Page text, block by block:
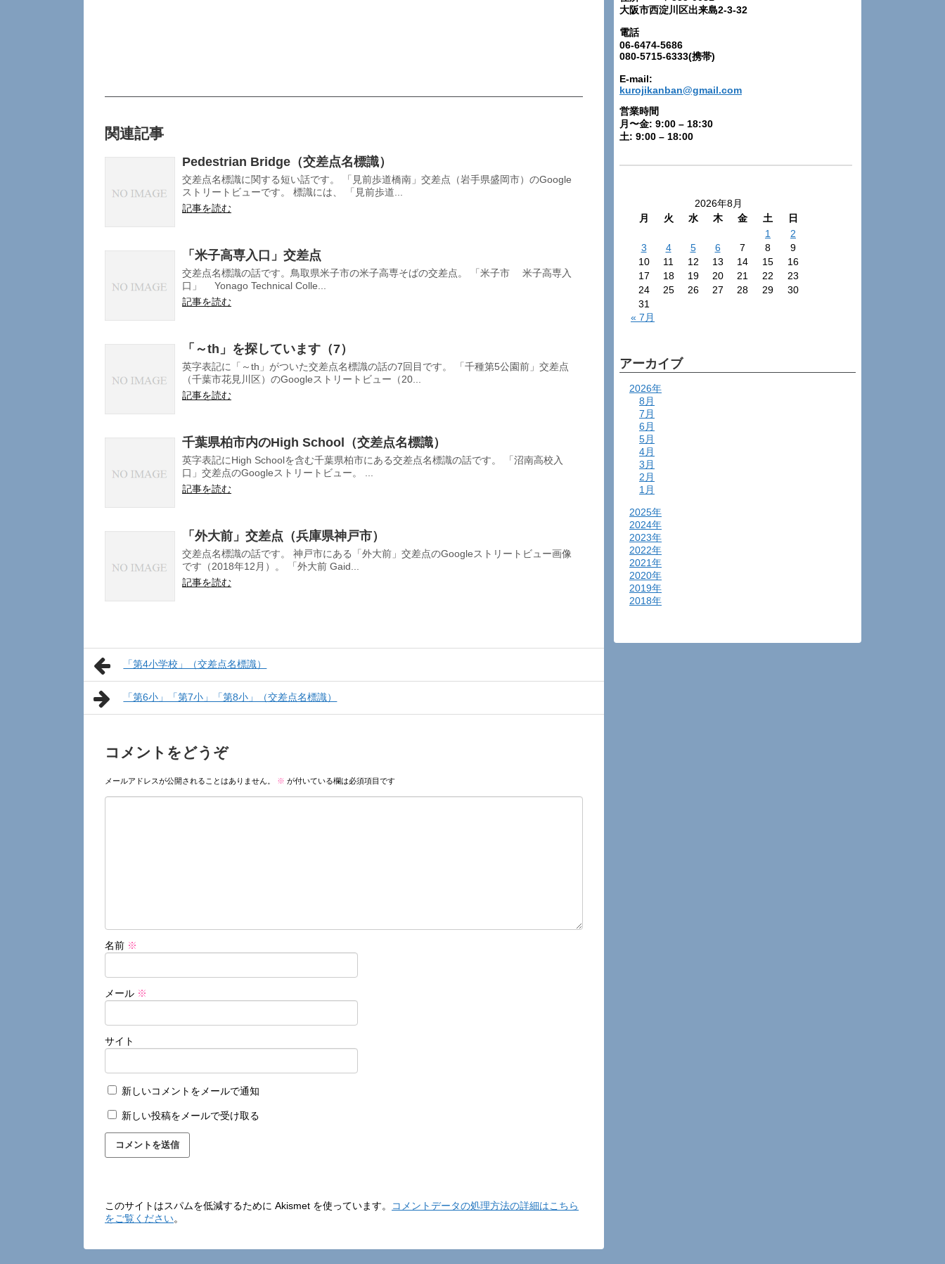
関連記事
Pedestrian Bridge（交差点名標識）
交差点名標識に関する短い話です。 「見前歩道橋南」交差点（岩手県盛岡市）のGoogle
ストリートビューです。 標識には、 「見前歩道...
記事を読む
「米子高専入口」交差点
交差点名標識の話です。鳥取県米子市の米子高専そばの交差点。 「米子市 米子高専入
口」 Yonago Technical Colle...
記事を読む
「～th」を探しています（7）
英字表記に「～th」がついた交差点名標識の話の7回目です。 「千種第5公園前」交差点
（千葉市花見川区）のGoogleストリートビュー（20...
記事を読む
千葉県柏市内のHigh School（交差点名標識）
英字表記にHigh Schoolを含む千葉県柏市にある交差点名標識の話です。 「沼南高校入
口」交差点のGoogleストリートビュー。 ...
記事を読む
「外大前」交差点（兵庫県神戸市）
交差点名標識の話です。 神戸市にある「外大前」交差点のGoogleストリートビュー画像
です（2018年12月）。 「外大前 Gaid...
記事を読む
「第4小学校」（交差点名標識）
「第6小」「第7小」「第8小」（交差点名標識）
コメントをどうぞ
メールアドレスが公開されることはありません。 ※ が付いている欄は必須項目です
名前 ※
メール ※
サイト
新しいコメントをメールで通知
新しい投稿をメールで受け取る
このサイトはスパムを低減するために Akismet を使っています。
コメントデータの処理方法の詳細はこちら
をご覧ください。
大阪市西淀川区出来島2-3-32
電話
06-6474-5686
080-5715-6333(携帯)
E-mail:
kurojikanban@gmail.com
営業時間
月〜金: 9:00 – 18:30
土: 9:00 – 18:00
2026年8月
月
火 水 木 金 土
日
1
2
3
4 5 6 7 8
9
10
11 12 13 14 15
16
17
18 19 20 21 22
23
24
25 26 27 28 29
30
31
« 7月
アーカイブ
2026年
8月
7月
6月
5月
4月
3月
2月
1月
2025年
2024年
2023年
2022年
2021年
2020年
2019年
2018年